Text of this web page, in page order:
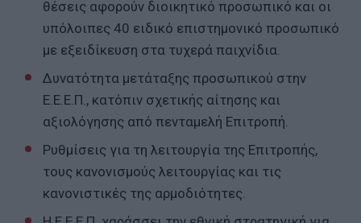
θέσεις αφορούν διοικητικό προσωπικό και οι
υπόλοιπες 40 ειδικό επιστημονικό προσωπικό
με εξειδίκευση στα τυχερά παιχνίδια.
Δυνατότητα μετάταξης προσωπικού στην
Ε.Ε.Ε.Π., κατόπιν σχετικής αίτησης και
αξιολόγησης από πενταμελή Επιτροπή.
Ρυθμίσεις για τη λειτουργία της Επιτροπής,
τους κανονισμούς λειτουργίας και τις
κανονιστικές της αρμοδιότητες.